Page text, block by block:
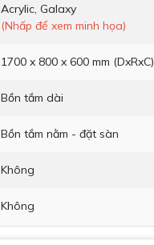
Acrylic, Galaxy
(Nhấp để xem minh họa)
1700 x 800 x 600 mm (DxRxC)
Bồn tắm dài
Bồn tắm nằm - đặt sàn
Không
Không